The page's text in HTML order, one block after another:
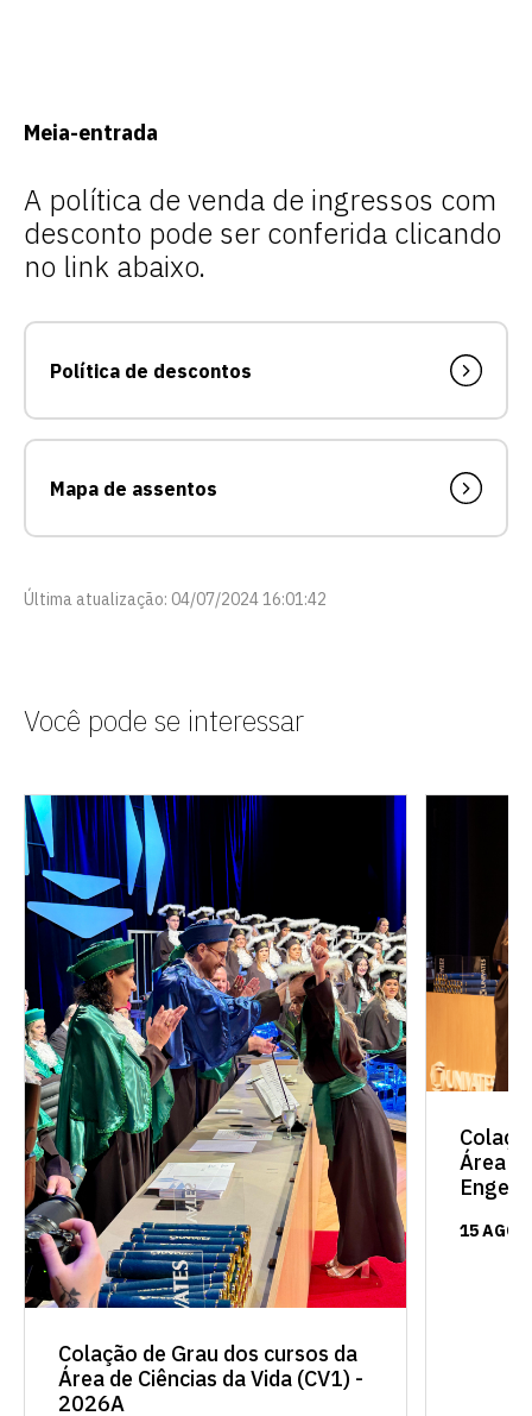
Meia-entrada
A política de venda de ingressos com
desconto pode ser conferida clicando
no link abaixo.
Política de descontos
Mapa de assentos
Última atualização: 04/07/2024 16:01:42
Você pode se interessar
Colação de Grau dos cursos da
Área de Ciências da Vida (CV1) -
2026A
Área
15 AGO